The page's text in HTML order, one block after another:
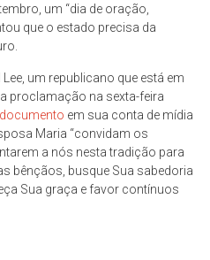
um “dia de oração,
que o estado precisa da
um republicano que está em
proclamação na sexta-feira
em sua conta de mídia
Maria “convidam os
a nós nesta tradição para
bênçãos, busque Sua sabedoria
Sua graça e favor contínuos